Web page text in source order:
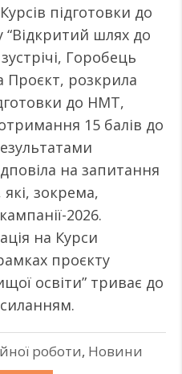
підготовки до
шлях до
Горобець
Проєкт, розкрила
до НМТ,
15 балів до
на запитання
зокрема,
2026.
на Курси
проєкту
освіти” триває до
роботи, Новини